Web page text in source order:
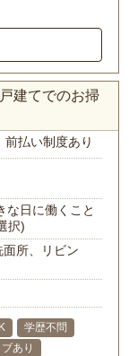
建てでのお掃
前払い制度あり
な日に働くこと
択)
所、リビン
学歴不問
あり